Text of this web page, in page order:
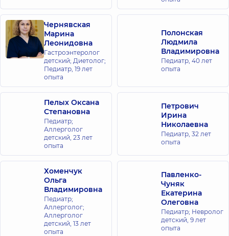
Чернявская
Марина
Леонидовна
Гастроэнтеролог
детский; Диетолог;
Педиатр, 19 лет
опыта
Полонская
Людмила
Владимировна
Педиатр, 40 лет
опыта
Пелых Оксана
Степановна
Педиатр;
Аллерголог
детский, 23 лет
опыта
Петрович
Ирина
Николаевна
Педиатр, 32 лет
опыта
Хоменчук
Ольга
Владимировна
Педиатр;
Аллерголог;
Аллерголог
детский, 13 лет
опыта
Павленко-
Чуняк
Екатерина
Олеговна
Педиатр; Невролог
детский, 9 лет
опыта